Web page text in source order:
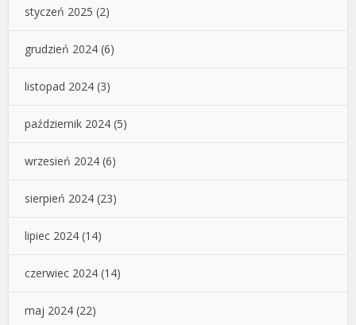
styczeń 2025 (2)
grudzień 2024 (6)
listopad 2024 (3)
październik 2024 (5)
wrzesień 2024 (6)
sierpień 2024 (23)
lipiec 2024 (14)
czerwiec 2024 (14)
maj 2024 (22)